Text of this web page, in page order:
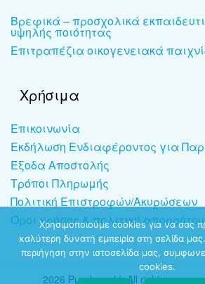
Βρεφικά – προσχολικά
υψηλής ποιότητας
Επιτραπέζια οικογενειακά
Χρήσιμα
Επικοινωνία
Εκδήλωση Ενδιαφέροντος για
Έξοδα Αποστολής
Τρόποι Πληρωμής
Πολιτική Επιστροφών/Ακυρώσεων
Όροι χρήσης & πολιτική απορρήτου
2026 Puzzleworld. All rights
Χρησιμοποιούμε cookies για να σας
καλύτερη δυνατή εμπειρία στη σελίδα
περιήγηση στην ιστοσελίδα μας,
cookies.